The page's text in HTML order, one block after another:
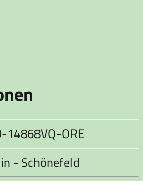
Feld leer.
14868VQ-ORE
- Schönefeld